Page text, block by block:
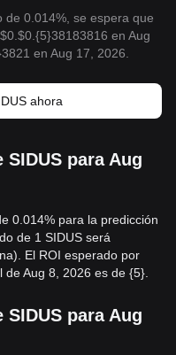
de 0.014%, se espera que
en Aug
en Aug 17, 2026.
ahora
para Aug
0.014% para la predicción
de 1 SIDUS será
El ROI esperado por
Aug 8, 2026 es de {5}.
para Aug